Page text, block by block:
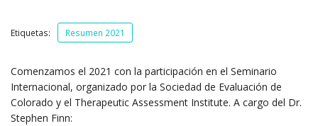
Etiquetas: Resumen 2021
Comenzamos el 2021 con la participación en el Seminario
Internacional, organizado por la Sociedad de Evaluación de
Colorado y el Therapeutic Assessment Institute. A cargo del Dr.
Stephen Finn: